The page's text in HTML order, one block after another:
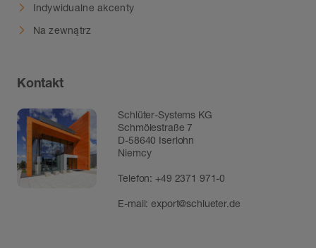
Indywidualne akcenty
Na zewnątrz
Kontakt
Schlüter-Systems KG
Schmölestraße 7
D-58640 Iserlohn
Niemcy
Telefon:+49 2371 971-0
E-mail:export@schlueter.de